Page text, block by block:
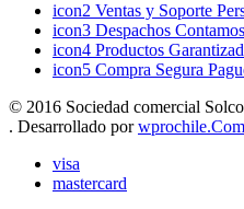
icon2 Ventas y Soporte
icon3 Despachos
icon4 Productos
icon5 Compra Segura
© 2016 Sociedad comercial
. Desarrollado porwprochile.Com
visa
mastercard